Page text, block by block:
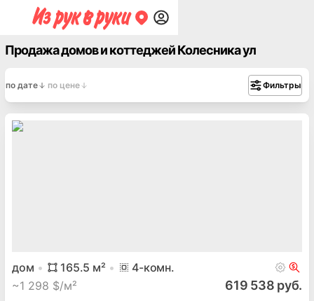
Продажа домов и коттеджей Колесника ул
по дате по цене Фильтры
дом 165.5 м² 4-комн.
~1 298 $/м² 619 538 руб.